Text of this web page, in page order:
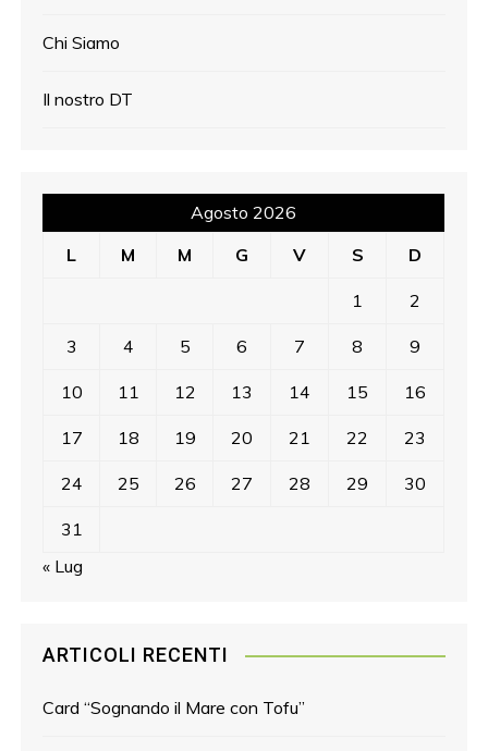
Chi Siamo
Il nostro DT
Agosto 2026
L
M M G V S D
1 2
3 4 5 6 7 8 9
10 11 12 13 14 15 16
17 18 19 20 21 22 23
24 25 26 27 28 29 30
31
« Lug
ARTICOLI RECENTI
Card “Sognando il Mare con Tofu”